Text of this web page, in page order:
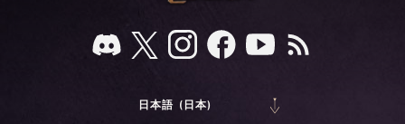
日本語 (日本)